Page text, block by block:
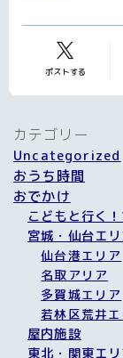
ポストする
カテゴリー
Uncategorized
おうち時間
おでかけ
こどもと行く
宮城・仙台エリ
仙台港エリア
名取アリア
多賀城エリア
若林区荒井
屋内施設
東北・関東エリ